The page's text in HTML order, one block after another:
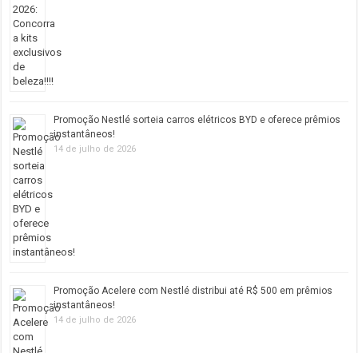
Promoção Nestlé sorteia carros elétricos BYD e oferece prêmios
instantâneos!
14 de julho de 2026
Promoção Acelere com Nestlé distribui até R$ 500 em prêmios
instantâneos!
14 de julho de 2026